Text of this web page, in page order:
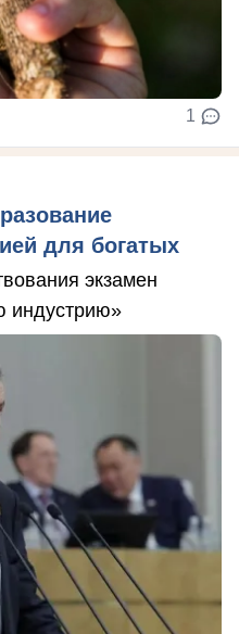
1
для богатых
экзамен
индустрию»